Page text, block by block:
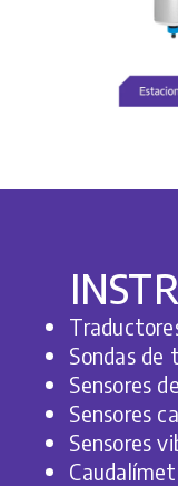
Sondas de
Sensores
Sensores
Sensores